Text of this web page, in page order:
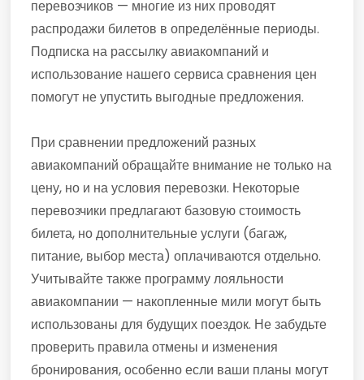
перевозчиков — многие из них проводят
распродажи билетов в определённые периоды.
Подписка на рассылку авиакомпаний и
использование нашего сервиса сравнения цен
помогут не упустить выгодные предложения.
При сравнении предложений разных
авиакомпаний обращайте внимание не только на
цену, но и на условия перевозки. Некоторые
перевозчики предлагают базовую стоимость
билета, но дополнительные услуги (багаж,
питание, выбор места) оплачиваются отдельно.
Учитывайте также программу лояльности
авиакомпании — накопленные мили могут быть
использованы для будущих поездок. Не забудьте
проверить правила отмены и изменения
бронирования, особенно если ваши планы могут